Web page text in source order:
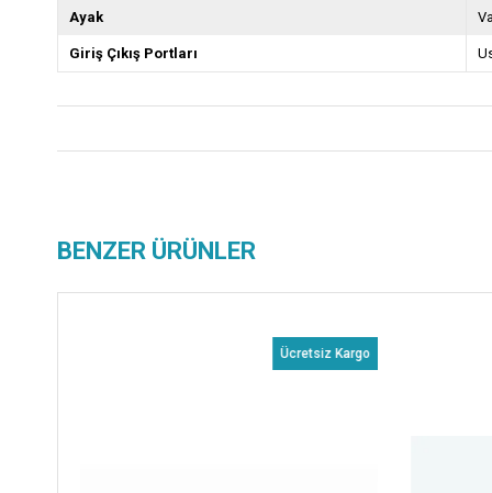
Ayak
Giriş Çıkış Portları
BENZER ÜRÜNLER